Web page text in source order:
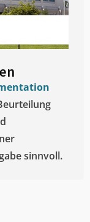
sinnvoll.